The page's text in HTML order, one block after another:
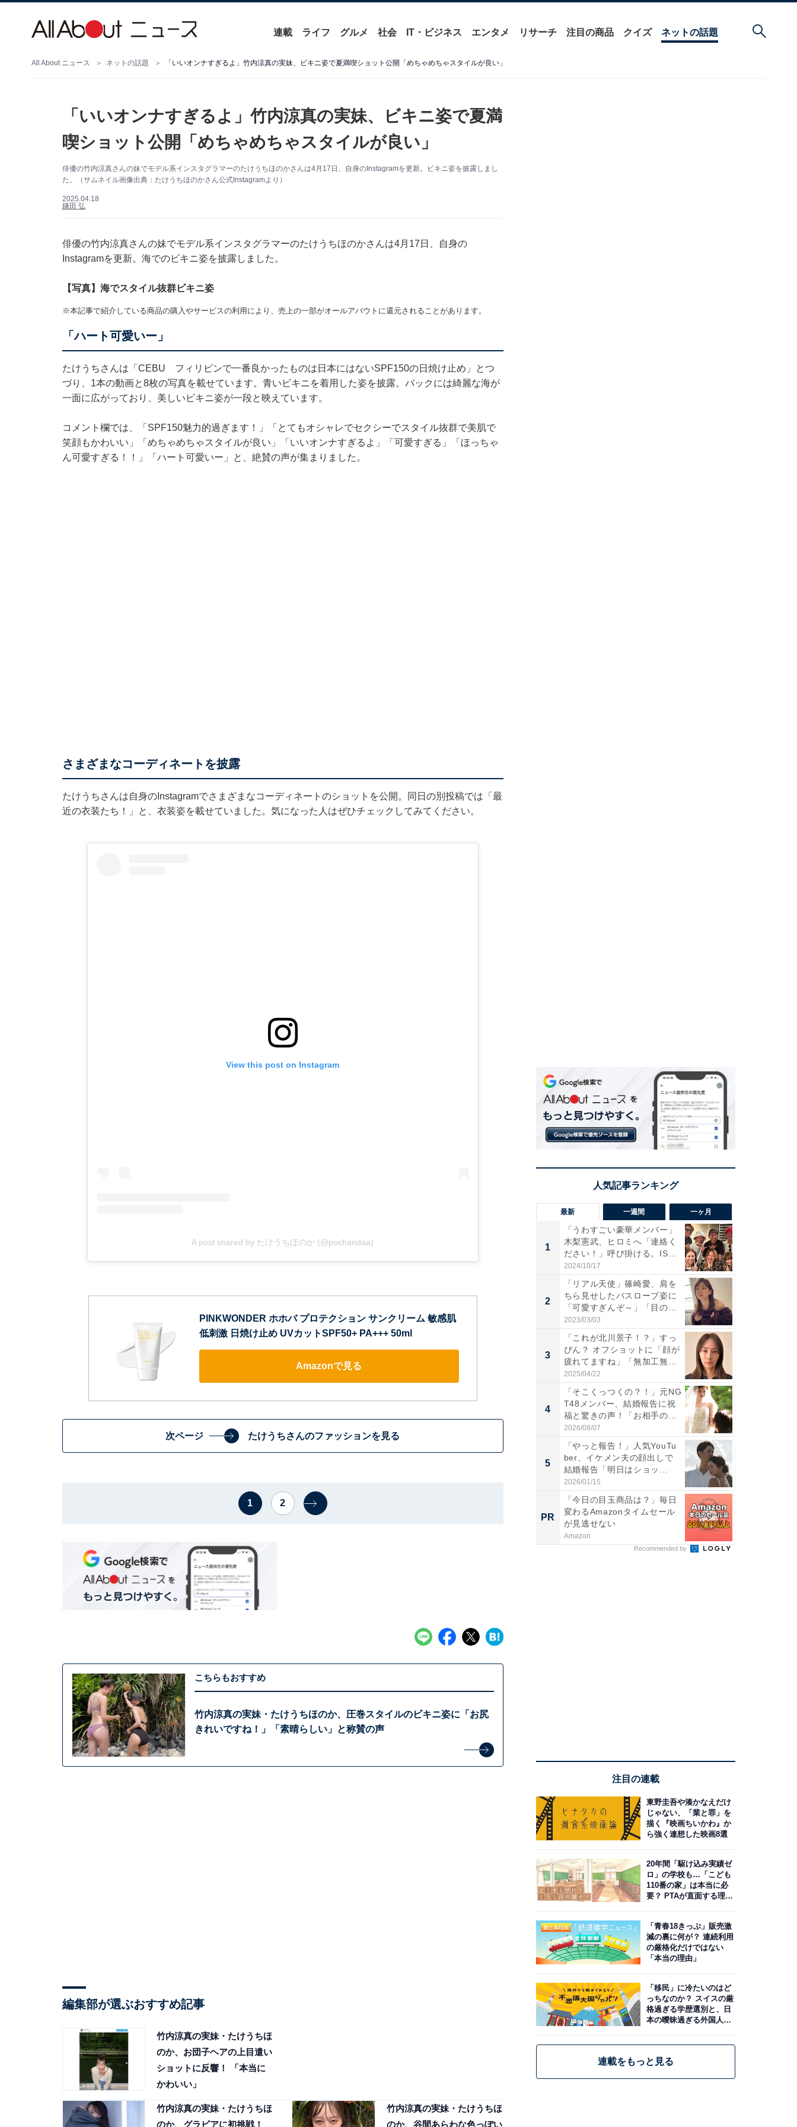
連載 ライフ グルメ 社会 IT・ビジネス エンタメ リサーチ 注目の商品 クイズ ネットの話題
All About ニュース ネットの話題 「いいオンナすぎるよ」竹内涼真の実妹、ビキニ姿で夏満喫ショット公開「めちゃめちゃスタイルが良い」
「いいオンナすぎるよ」竹内涼真の実妹、ビキニ姿で夏満
喫ショット公開「めちゃめちゃスタイルが良い」
俳優の竹内涼真さんの妹でモデル系インスタグラマーのたけうちほのかさんは4月17日、自身のInstagramを更新。ビキニ姿を披露しまし
た。（サムネイル画像出典：たけうちほのかさん公式Instagramより）
2025.04.18
鎌田 弘
俳優の竹内涼真さんの妹でモデル系インスタグラマーのたけうちほのかさんは4月17日、自身の
Instagramを更新。海でのビキニ姿を披露しました。
【写真】海でスタイル抜群ビキニ姿
※本記事で紹介している商品の購入やサービスの利用により、売上の一部がオールアバウトに還元されることがあります。
「ハート可愛いー」
たけうちさんは「CEBU フィリピンで一番良かったものは日本にはないSPF150の日焼け止め」とつ
づり、1本の動画と8枚の写真を載せています。青いビキニを着用した姿を披露。バックには綺麗な海が
一面に広がっており、美しいビキニ姿が一段と映えています。
コメント欄では、「SPF150魅力的過ぎます！」「とてもオシャレでセクシーでスタイル抜群で美肌で
笑顔もかわいい」「めちゃめちゃスタイルが良い」「いいオンナすぎるよ」「可愛すぎる」「ほっちゃ
ん可愛すぎる！！」「ハート可愛いー」と、絶賛の声が集まりました。
さまざまなコーディネートを披露
たけうちさんは自身のInstagramでさまざまなコーディネートのショットを公開。同日の別投稿では「最
近の衣装たち！」と、衣装姿を載せていました。気になった人はぜひチェックしてみてください。
View this post on Instagram
A post shared by たけうちほのか (@pochandaa)
PINKWONDER ホホバ プロテクション サンクリーム 敏感肌
低刺激 日焼け止め UVカットSPF50+ PA+++ 50ml
Amazonで見る
次ページ たけうちさんのファッションを見る
1 2
こちらもおすすめ
竹内涼真の実妹・たけうちほのか、圧巻スタイルのビキニ姿に「お尻
きれいですね！」「素晴らしい」と称賛の声
編集部が選ぶおすすめ記事
竹内涼真の実妹・たけうちほ
のか、お団子ヘアの上目遣い
ショットに反響！ 「本当に
かわいい」
竹内涼真の実妹・たけうちほ
のか、グラビアに初挑戦！
竹内涼真の実妹・たけうちほ
のか、谷間あらわな色っぽい
最新 一週間 一ヶ月
1
「うわすごい豪華メンバー」
木梨憲武、ヒロミへ「連絡く
ださい！」呼び掛ける。IS
S...
2024/10/17
2
「リアル天使」篠崎愛、肩を
ちら見せしたバスローブ姿に
「可愛すぎんぞ～」「目の表
情...
2023/03/03
3
「これが北川景子！？」すっ
ぴん？ オフショットに「顔が
疲れてますね」「無加工無
表...
2025/04/22
4
「そこくっつくの？！」元NG
T48メンバー、結婚報告に祝
福と驚きの声！「お相手の...
2026/08/07
5
「やっと報告！」人気YouTu
ber、イケメン夫の顔出しで
結婚報告「明日はショッ...
2026/01/15
PR
「今日の目玉商品は？」毎日
変わるAmazonタイムセール
が見逃せない
Amazon
Recommended by
注目の連載
東野圭吾や湊かなえだけ
じゃない、「業と罪」を
描く『映画ちいかわ』か
ら強く連想した映画8選
20年間「駆け込み実績ゼ
ロ」の学校も…「こども
110番の家」は本当に必
要？ PTAが直面する理想
「青春18きっぷ」販売激
減の裏に何が？ 連続利用
の厳格化だけではない
「本当の理由」
「移民」に冷たいのはど
っちなのか？ スイスの厳
格過ぎる学歴選別と、日
本の曖昧過ぎる外国人政
連載をもっと見る